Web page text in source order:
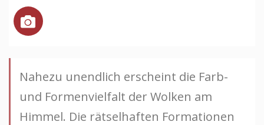
Nahezu unendlich erscheint die Farb-
und Formenvielfalt der Wolken am
Himmel. Die rätselhaften Formationen